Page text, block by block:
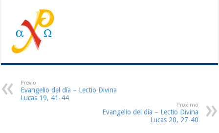
Previo
Evangelio del día – Lectio Divina
Lucas 19, 41-44
Proximo
Evangelio del día – Lectio Divina
Lucas 20, 27-40